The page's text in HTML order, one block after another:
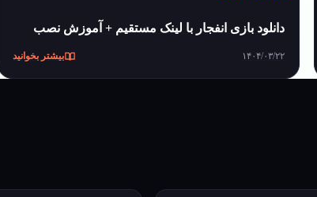
دانلود بازی انفجار با لینک مستقیم + آموزش نصب
۱۴۰۴/۰۳/۲۲ بیشتر بخوانید